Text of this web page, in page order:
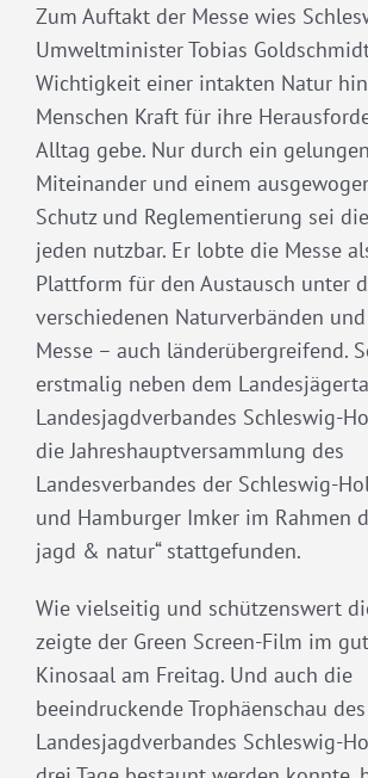
Zum Auftakt der Messe wies
Umweltminister Tobias
Wichtigkeit einer intakten Natur
Menschen Kraft für ihre
Alltag gebe. Nur durch ein
Miteinander und einem
Schutz und Reglementierung sei
jeden nutzbar. Er lobte die Messe
Plattform für den Austausch unter
verschiedenen Naturverbänden
Messe – auch länderübergreifend.
erstmalig neben dem
Landesjagdverbandes Schleswig-
die Jahreshauptversammlung des
Landesverbandes der Schleswig-
und Hamburger Imker im Rahmen
jagd & natur“ stattgefunden.
Wie vielseitig und schützenswert
zeigte der Green Screen-Film im
Kinosaal am Freitag. Und auch die
beeindruckende Trophäenschau des
Landesjagdverbandes Schleswig-